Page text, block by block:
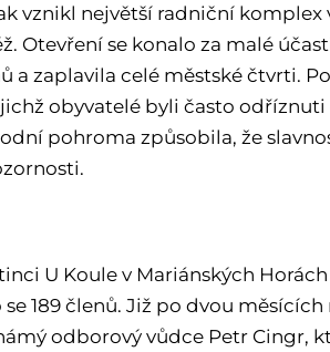
vznikl největší radniční komplex
Otevření se konalo za malé
a zaplavila celé městské čtvrti.
obyvatelé byli často
pohroma způsobila, že
U Koule v Mariánských
189 členů. Již po dvou
odborový vůdce Petr Cingr,